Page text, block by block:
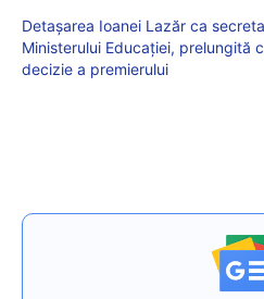
Detașarea Ioanei Lazăr ca
Ministerului Educației, prelungită
decizie a premierului